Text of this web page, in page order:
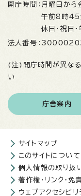
開庁時間： 月曜日から
午前8時45
休日・祝日
法人番号：
(注)開庁時間が異なる
い
庁舎案内
サイトマップ
このサイトについて
個人情報の取り扱
著作権・リンク・免
ウェブアクセシビ